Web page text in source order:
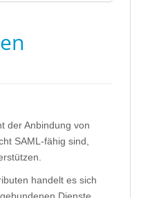
der Anbindung von
SAML-fähig sind,
handelt es sich